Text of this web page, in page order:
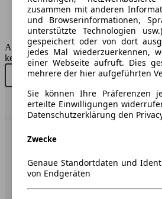
258 - 1971 Liter
Anhängelast:
2500 kg
AutoScout24 GmbH übernimmt für die
keine Gewähr.
Neu kaufen
Gebraucht kaufen
AutoScout24: Europaweit der
Unternehmen
zusammen mit anderen
und Browserinformationen,
unterstützte Technologien
gespeichert oder von dort
jedes Mal wiederzuerkennen,
einer Webseite aufruft. Dies
mehrere der hier aufgeführten
Sie können Ihre Präferenzen
erteilte Einwilligungen
Datenschutzerklärung den
Zwecke
Genaue Standortdaten und
von Endgeräten